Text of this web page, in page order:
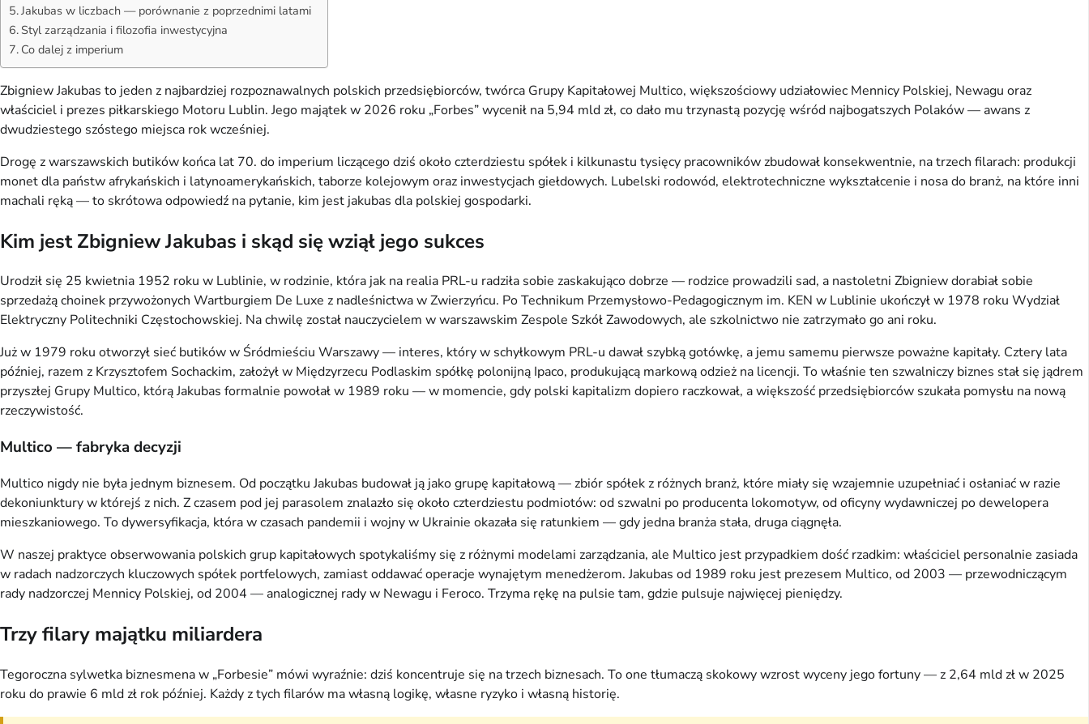
Jakubas w liczbach — porównanie z poprzednimi latami
Styl zarządzania i filozofia inwestycyjna
Co dalej z imperium
Zbigniew Jakubas to jeden z najbardziej rozpoznawalnych polskich przedsiębiorców, twórca Grupy Kapitałowej Multico, większościowy udziałowiec Mennicy Polskiej, Newagu oraz
właściciel i prezes piłkarskiego Motoru Lublin. Jego majątek w 2026 roku „Forbes” wycenił na 5,94 mld zł, co dało mu trzynastą pozycję wśród najbogatszych Polaków — awans z
dwudziestego szóstego miejsca rok wcześniej.
Drogę z warszawskich butików końca lat 70. do imperium liczącego dziś około czterdziestu spółek i kilkunastu tysięcy pracowników zbudował konsekwentnie, na trzech filarach: produkcji
monet dla państw afrykańskich i latynoamerykańskich, taborze kolejowym oraz inwestycjach giełdowych. Lubelski rodowód, elektrotechniczne wykształcenie i nosa do branż, na które inni
machali ręką — to skrótowa odpowiedź na pytanie, kim jest jakubas dla polskiej gospodarki.
Kim jest Zbigniew Jakubas i skąd się wziął jego sukces
Urodził się 25 kwietnia 1952 roku w Lublinie, w rodzinie, która jak na realia PRL-u radziła sobie zaskakująco dobrze — rodzice prowadzili sad, a nastoletni Zbigniew dorabiał sobie
sprzedażą choinek przywożonych Wartburgiem De Luxe z nadleśnictwa w Zwierzyńcu. Po Technikum Przemysłowo-Pedagogicznym im. KEN w Lublinie ukończył w 1978 roku Wydział
Elektryczny Politechniki Częstochowskiej. Na chwilę został nauczycielem w warszawskim Zespole Szkół Zawodowych, ale szkolnictwo nie zatrzymało go ani roku.
Już w 1979 roku otworzył sieć butików w Śródmieściu Warszawy — interes, który w schyłkowym PRL-u dawał szybką gotówkę, a jemu samemu pierwsze poważne kapitały. Cztery lata
później, razem z Krzysztofem Sochackim, założył w Międzyrzecu Podlaskim spółkę polonijną Ipaco, produkującą markową odzież na licencji. To właśnie ten szwalniczy biznes stał się jądrem
przyszłej Grupy Multico, którą Jakubas formalnie powołał w 1989 roku — w momencie, gdy polski kapitalizm dopiero raczkował, a większość przedsiębiorców szukała pomysłu na nową
rzeczywistość.
Multico — fabryka decyzji
Multico nigdy nie była jednym biznesem. Od początku Jakubas budował ją jako grupę kapitałową — zbiór spółek z różnych branż, które miały się wzajemnie uzupełniać i osłaniać w razie
dekoniunktury w którejś z nich. Z czasem pod jej parasolem znalazło się około czterdziestu podmiotów: od szwalni po producenta lokomotyw, od oficyny wydawniczej po dewelopera
mieszkaniowego. To dywersyfikacja, która w czasach pandemii i wojny w Ukrainie okazała się ratunkiem — gdy jedna branża stała, druga ciągnęła.
W naszej praktyce obserwowania polskich grup kapitałowych spotykaliśmy się z różnymi modelami zarządzania, ale Multico jest przypadkiem dość rzadkim: właściciel personalnie zasiada
w radach nadzorczych kluczowych spółek portfelowych, zamiast oddawać operacje wynajętym menedżerom. Jakubas od 1989 roku jest prezesem Multico, od 2003 — przewodniczącym
rady nadzorczej Mennicy Polskiej, od 2004 — analogicznej rady w Newagu i Feroco. Trzyma rękę na pulsie tam, gdzie pulsuje najwięcej pieniędzy.
Trzy filary majątku miliardera
Tegoroczna sylwetka biznesmena w „Forbesie” mówi wyraźnie: dziś koncentruje się na trzech biznesach. To one tłumaczą skokowy wzrost wyceny jego fortuny — z 2,64 mld zł w 2025
roku do prawie 6 mld zł rok później. Każdy z tych filarów ma własną logikę, własne ryzyko i własną historię.